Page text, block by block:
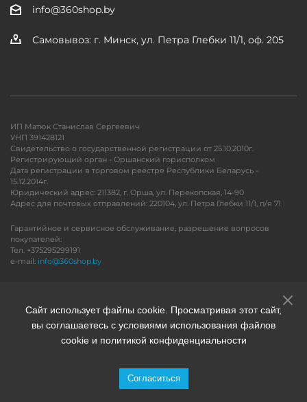
info@360shop.by
Самовывоз: г. Минск, ул. Петра Глебки 11/1, оф. 205
ИП Матюк Станислав Сергеевич
УНП 391428121
Свидетельство о государственной регистрации от 25.10.2010г.
Регистрирующий орган - Оршанский горисполком
Дата регистрации в торговом реестре Республики Беларусь -
15.12.2014г.
Юридический адрес: 211382, г. Орша, ул. Перекопская, 14-90
Адрес для почтовых отправлений: 220104, ул. Петра Глебки 11/1, п/я 71
Гарантийное и сервисное обслуживание, разрешение вопросов
покупателей:
Тел. +375295299191
e-mail: info@360shop.by
Сайт использует файлы cookie. Просматривая этот сайт,
вы соглашаетесь с условиями использования файлов
cookie и политикой конфиденциальности
Согласиться